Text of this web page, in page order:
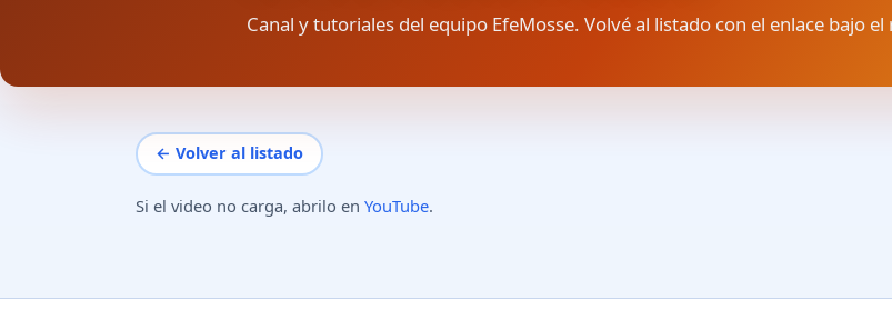
Canal y tutoriales del equipo EfeMosse. Volvé al listado con el enlace bajo
← Volver al listado
Si el video no carga, abrilo en YouTube.